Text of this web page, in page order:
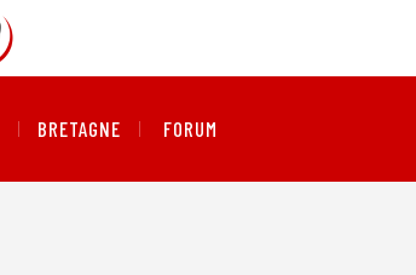
BRETAGNE FORUM